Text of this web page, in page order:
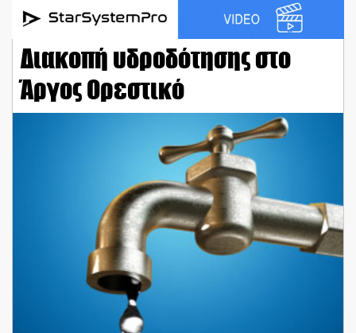
Διακοπή υδροδότησης στο
Άργος Ορεστικό